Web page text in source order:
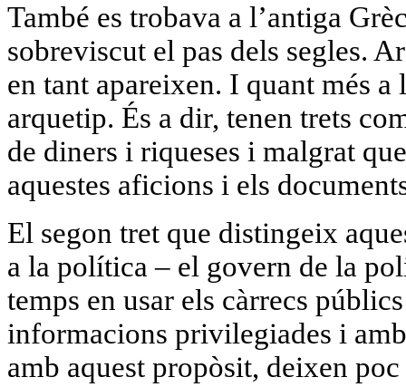
També es trobava a l’antiga
sobreviscut el pas dels segles.
en tant apareixen. I quant més
arquetip. És a dir, tenen trets
de diners i riqueses i malgrat
aquestes aficions i els
El segon tret que distingeix
a la política – el govern de la
temps en usar els càrrecs
informacions privilegiades i
amb aquest propòsit, deixen